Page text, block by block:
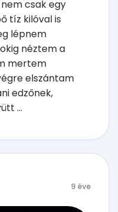
csak egy
tíz kilóval is
lépnem
néztem a
mertem
elszántam
edzőnek,
...
9 éve